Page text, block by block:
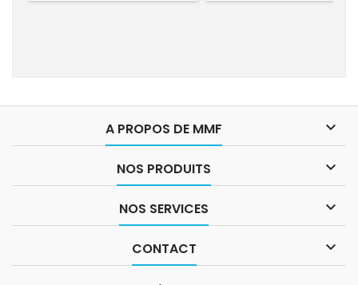
A PROPOS DE MMF 
NOS PRODUITS 
NOS SERVICES 
CONTACT 